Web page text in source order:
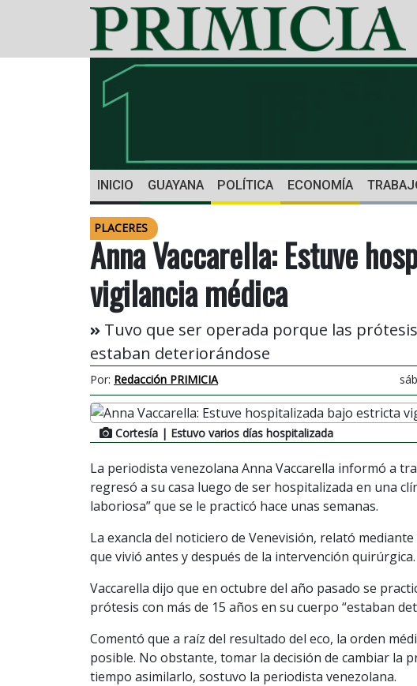
INICIO GUAYANA POLÍTICA ECONOMÍA
PLACERES
Anna Vaccarella: Estuve
vigilancia médica
Tuvo que ser operada porque las
estaban deteriorándose
Por: Redacción PRIMICIA
Cortesía | Estuvo varios días hospitalizada
La periodista venezolana Anna Vaccarella informó a
regresó a su casa luego de ser hospitalizada en una
laboriosa” que se le practicó hace unas semanas.
La exancla del noticiero de Venevisión, relató
que vivió antes y después de la intervención quirúrgica.
Vaccarella dijo que en octubre del año pasado se
prótesis con más de 15 años en su cuerpo “estaban
Comentó que a raíz del resultado del eco, la orden
posible. No obstante, tomar la decisión de cambiar la
tiempo asimilarlo, sostuvo la periodista venezolana.